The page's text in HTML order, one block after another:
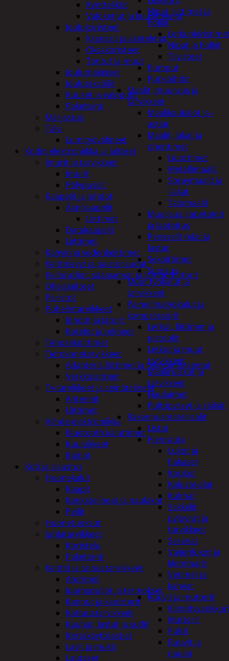
Nipat, liittimet ja
holkit
Nipat ja holkit
Tiivisteet
Pumput
Putkipihdit
Maalit, muuraus ja
tarvikkeet
Maalikaukalot ja -
astiat
Maalit, lakat ja
ohentimet
Liuottimet
Metallimaalit
Spraymaalit ja
-lakat
Talomaalit
Muuraus, tapetointi
ja laatoitus
Pensselit telat ja
lastat
Sekoittimet
Suojaus
Muut työkalut ja
tarvikkeet
Paineilmatyökalut ja
kompressorit
Letkut, liittimet ja
pistoolit
Letkut ja muut
tarvikkeet
Maaliruiskut ja
tarvikkeet
Naulaimet
Pulttipyssyt ja räikät
Rakennusmateriaalit
Listat
Pienrauta
Lukot ja
hakaset
Koukut
Kalustejalat
Kulmat
Sakkelit,
pylpyrät ja
tarvikkeet
Saranat
Vaijerilukot ja
klemmarit
Vetimet ja
kahvat
Ruuvit ja mutterit
Mutterit
Pultit
Ruuvit ja
naulat
Kyntteliköt
Valoketjut ja kuusenvalot
Joulukoristeet
Kranssit ja asetelmat
Oksakoristeet
Tontut ja muut
Joulumakeiset
Joulutekstiilit
Kuuset ja valopuut
Paketointi
Marjastus
Talvi
Lumityövälineet
Kodin elektroniikka ja laitteet
Imurit ja tarvikkeet
Imurit
Pölypussit
Kaapelit ja johdot
Äänikaapelit
Liittimet
Datakaapelit
Liittimet
Kahvin ja vedenkeittimet
Keittolevyt ja paistoraudat
Kelloradiot, sääasemat ja lämpömittarit
Oheislaitteet
Paristot
Puhelintarvikkeet
Johdot ja laturit
Kotelot ja telineet
Tehosekoittimet
Tietokonetarvikkeet
Adapterit, liittimet ja telakointiasemat
Verkkolaitteet
Tv-tarvikkeet ja seinätelineet
Antennit
Liittimet
Viihde-elektroniikka
Bluetooth kaiuttimet
Kuulokkeet
Radiot
Koti ja sisustus
Huonekalut
Kaapit
Kenkätelineet ja naulakot
Peilit
Huonetuoksut
Juhlatarvikkeet
Koristelu
Paketointi
Keittiö ja taloustarvikkeet
Aterimet
Juomapullot ja termokset
Kannut ja kanisterit
Kattaustarvikkeet
Kauhat, lastat ja sudit
Kertakäyttöastiat
Lasit ja mukit
Lautaset